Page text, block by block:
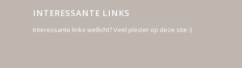
INTERESSANTE LINKS
Interessante links wellicht? Veel plezier op deze site :)